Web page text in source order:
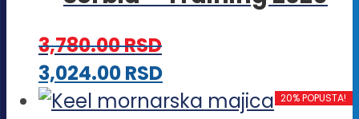
na
3,780.00RSD
3,024.00RSDOvaj
proizvod
20% POPUSTA!